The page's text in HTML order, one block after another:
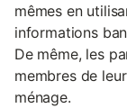
mêmes en
informations
De même, les
membres de
ménage.